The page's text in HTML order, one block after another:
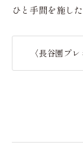
ひと手間を施し
〈長谷園プ